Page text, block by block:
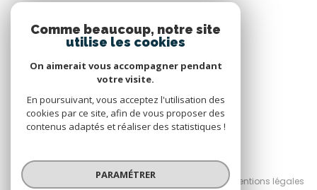
Nous suivre
© 2026 | Tous droits réservés
Nos honoraires
Nos partenaires
Mentions légales
Comme beaucoup, notre site
utilise les cookies
On aimerait vous accompagner pendant
votre visite.
En poursuivant, vous acceptez l'utilisation des
cookies par ce site, afin de vous proposer des
contenus adaptés et réaliser des statistiques !
PARAMÉTRER